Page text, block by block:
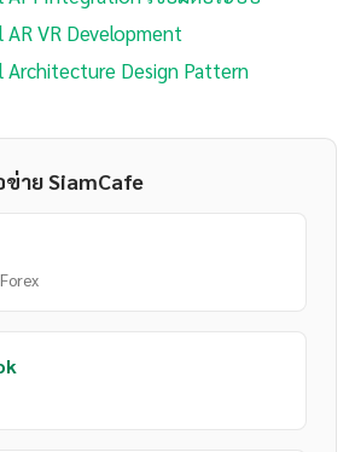
VR Development
Architecture Design Pattern
าย SiamCafe